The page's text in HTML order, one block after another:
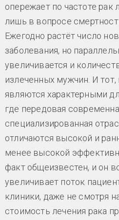
опережает по частоте рак
лишь в вопросе
Ежегодно растёт число
заболевания, но
увеличивается и
излеченных мужчин. И тот,
являются характерными
где передовая
специализированная
отличаются высокой и
менее высокой
факт общеизвестен, и он
увеличивает поток
клиники, даже не смотря
стоимость лечения рака